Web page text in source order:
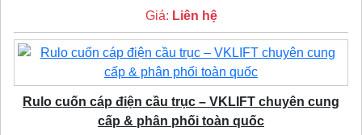
Giá: Liên hệ
Rulo cuốn cáp điện cầu trục – VKLIFT chuyên cung
cấp & phân phối toàn quốc